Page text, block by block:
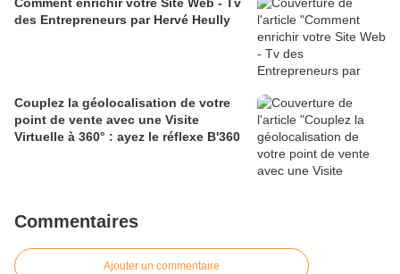
des Entrepreneurs par Hervé Heully
Couplez la géolocalisation de votre
point de vente avec une Visite
Virtuelle à 360° : ayez le réflexe B'360
Commentaires
Ajouter un commentaire